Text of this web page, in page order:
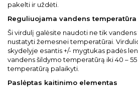
pakelti ir uždėti.
Reguliuojama vandens temperatūra
Ši virdulį galėsite naudoti ne tik vandens
nustatyti žemesnei temperatūrai.
skydelyje esantis +/- mygtukas padės
vandens šildymo temperatūrą iki 40 – 55
temperatūrą palaikyti.
Paslėptas kaitinimo elementas